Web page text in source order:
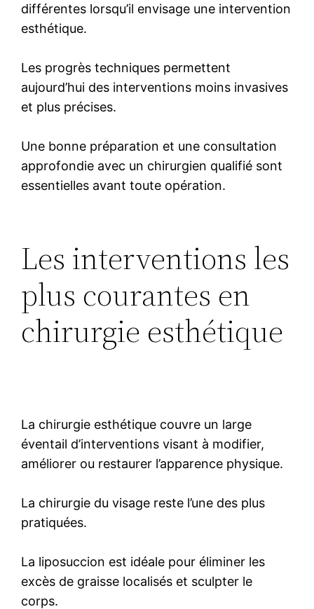
différentes lorsqu’il envisage une intervention
esthétique.
Les progrès techniques permettent
aujourd’hui des interventions moins invasives
et plus précises.
Une bonne préparation et une consultation
approfondie avec un chirurgien qualifié sont
essentielles avant toute opération.
Les interventions les
plus courantes en
chirurgie esthétique
La chirurgie esthétique couvre un large
éventail d’interventions visant à modifier,
améliorer ou restaurer l’apparence physique.
La chirurgie du visage reste l’une des plus
pratiquées.
La liposuccion est idéale pour éliminer les
excès de graisse localisés et sculpter le
corps.